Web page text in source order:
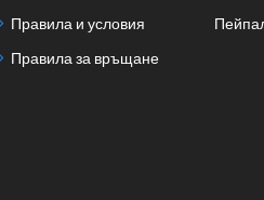
Правила и условия
Правила за връщане